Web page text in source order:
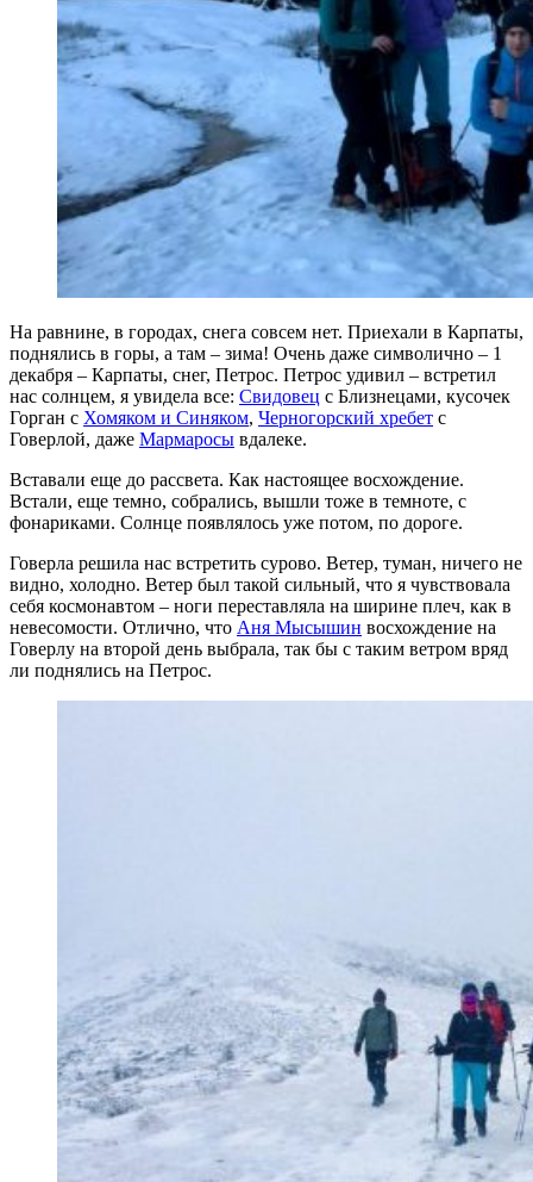
На равнине, в городах, снега совсем нет. Приехали в Карпаты,
поднялись в горы, а там – зима! Очень даже символично – 1
декабря – Карпаты, снег, Петрос. Петрос удивил – встретил
нас солнцем, я увидела все: Свидовец с Близнецами, кусочек
Горган с Хомяком и Синяком, Черногорский хребет с
Говерлой, даже Мармаросы вдалеке.
Вставали еще до рассвета. Как настоящее восхождение.
Встали, еще темно, собрались, вышли тоже в темноте, с
фонариками. Солнце появлялось уже потом, по дороге.
Говерла решила нас встретить сурово. Ветер, туман, ничего не
видно, холодно. Ветер был такой сильный, что я чувствовала
себя космонавтом – ноги переставляла на ширине плеч, как в
невесомости. Отлично, что Аня Мысышин восхождение на
Говерлу на второй день выбрала, так бы с таким ветром вряд
ли поднялись на Петрос.